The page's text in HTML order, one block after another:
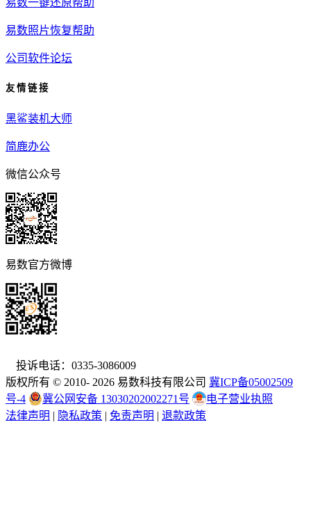
易数照片恢复帮助
公司软件论坛
友 情 链 接
黑鲨装机大师
简鹿办公
微信公众号
易数官方微博
投诉电话：0335-3086009
版权所有 © 2010- 2026 易数科技有限公司 冀ICP备05002509
号-4
冀公网安备 13030202002271号
电子营业执照
法律声明 | 隐私政策 | 免责声明 | 退款政策